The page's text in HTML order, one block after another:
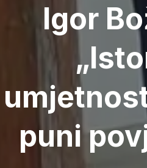
Igor
puni